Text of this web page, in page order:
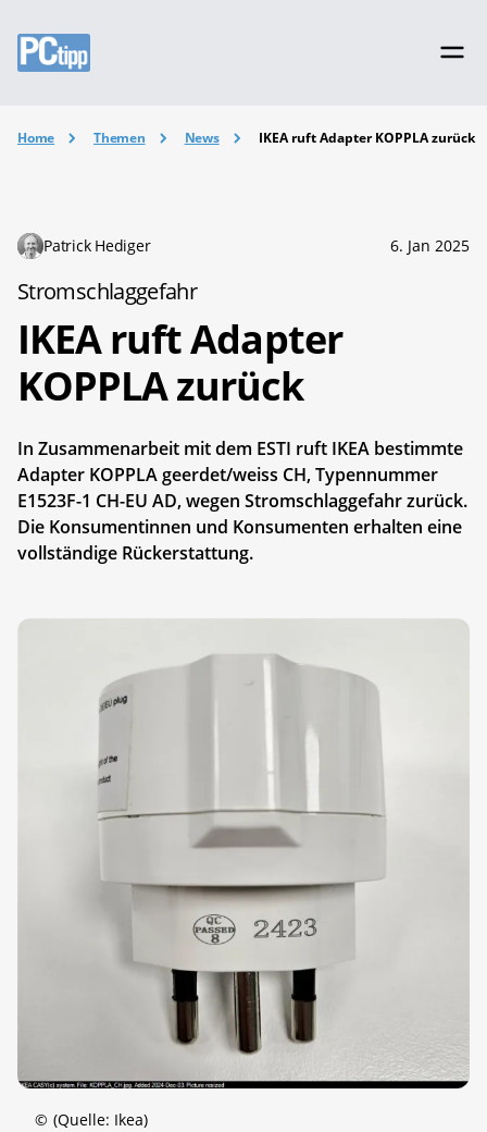
Home Themen News IKEA ruft Adapter KOPPLA zurück
Patrick Hediger 6. Jan 2025
Stromschlaggefahr
IKEA ruft Adapter
KOPPLA zurück
In Zusammenarbeit mit dem ESTI ruft IKEA bestimmte
Adapter KOPPLA geerdet/weiss CH, Typennummer
E1523F-1 CH-EU AD, wegen Stromschlaggefahr zurück.
Die Konsumentinnen und Konsumenten erhalten eine
vollständige Rückerstattung.
© (Quelle: Ikea)